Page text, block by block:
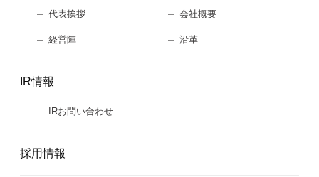
代表挨拶 会社概要
経営陣 沿革
IR情報
IRお問い合わせ
採用情報